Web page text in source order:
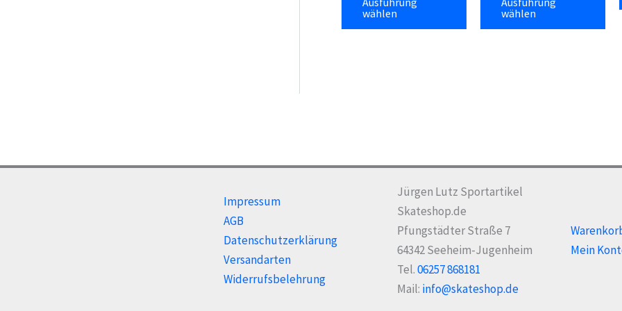
wählen
Produkt
weist
auf
der
Produktseite
gewählt
werden
wählen
auf
Impressum
AGB
Datenschutzerklärung
Versandarten
Widerrufsbelehrung
Jürgen Lutz Sportartikel
Skateshop.de
Pfungstädter Straße 7
64342 Seeheim-Jugenheim
Tel.06257 868181
Mail: info@skateshop.de
Mein